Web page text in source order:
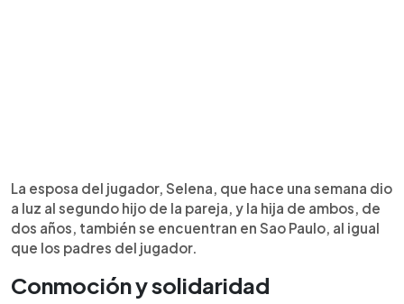
La esposa del jugador, Selena, que hace una semana dio
a luz al segundo hijo de la pareja, y la hija de ambos, de
dos años, también se encuentran en Sao Paulo, al igual
que los padres del jugador.
Conmoción y solidaridad